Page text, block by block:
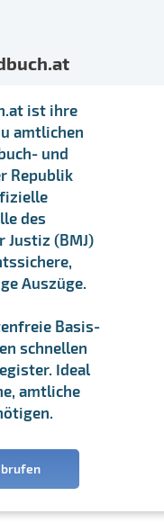
ist ihre
amtlichen
und
Republik
des
(BMJ)
Auszüge.
Basis-
schnellen
Ideal
amtliche